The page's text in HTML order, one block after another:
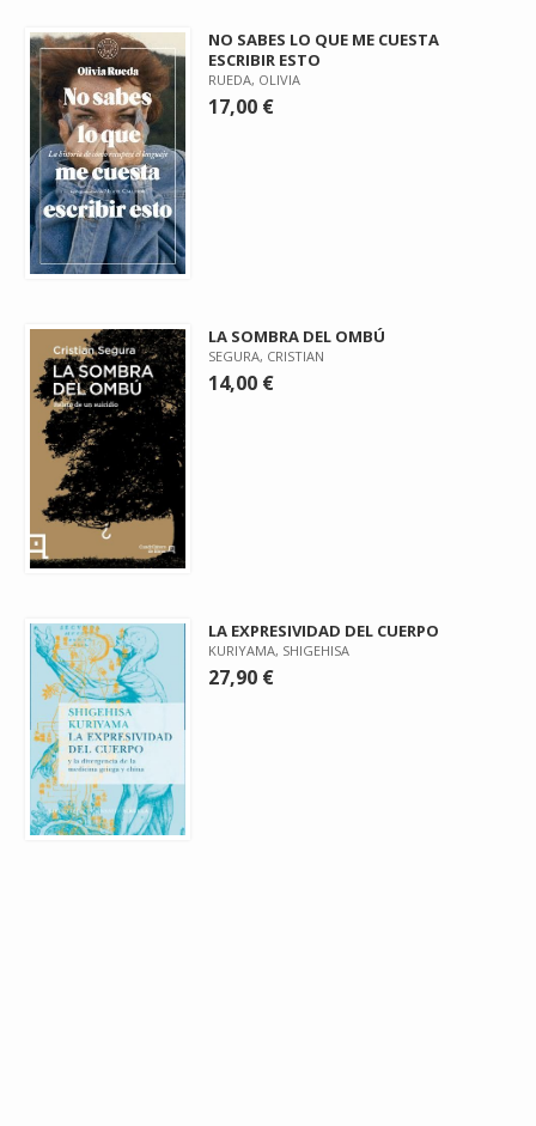
NO SABES LO QUE ME CUESTA
ESCRIBIR ESTO
RUEDA, OLIVIA
17,00 €
LA SOMBRA DEL OMBÚ
SEGURA, CRISTIAN
14,00 €
LA EXPRESIVIDAD DEL CUERPO
KURIYAMA, SHIGEHISA
27,90 €